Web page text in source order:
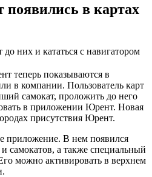
в картах
них и кататься с навигатором
теперь показываются в
в компании. Пользователь карт
самокат, проложить до него
в приложении Юрент. Новая
присутствия Юрент.
приложение. В нем появился
самокатов, а также специальный
можно активировать в верхнем